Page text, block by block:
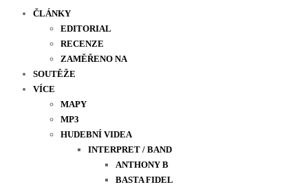
ČLÁNKY
EDITORIAL
RECENZE
ZAMĚŘENO NA
SOUTĚŽE
VÍCE
MAPY
MP3
HUDEBNÍ VIDEA
INTERPRET / BAND
ANTHONY B
BASTA FIDEL